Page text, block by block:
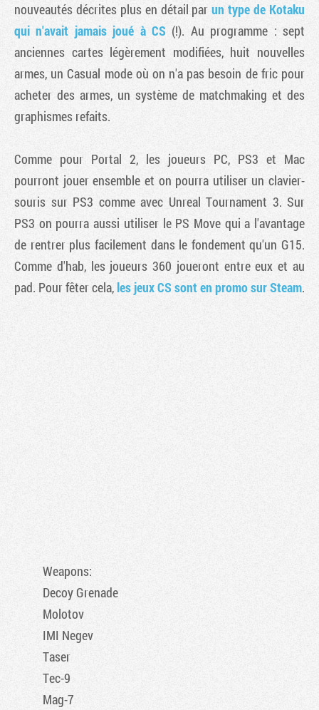
nouveautés décrites plus en détail parun type de Kotaku
qui n'avait jamais joué à CS (!). Au programme : sept
anciennes cartes légèrement modifiées, huit nouvelles
armes, un Casual mode où on n'a pas besoin de fric pour
acheter des armes, un système de matchmaking et des
graphismes refaits.
Comme pour Portal 2, les joueurs PC, PS3 et Mac
pourront jouer ensemble et on pourra utiliser un clavier-
souris sur PS3 comme avec Unreal Tournament 3. Sur
PS3 on pourra aussi utiliser le PS Move qui a l'avantage
de rentrer plus facilement dans le fondement qu'un G15.
Comme d'hab, les joueurs 360 joueront entre eux et au
pad. Pour fêter cela, les jeux CS sont en promo sur Steam.
Weapons:
Decoy Grenade
Molotov
IMI Negev
Taser
Tec-9
Mag-7